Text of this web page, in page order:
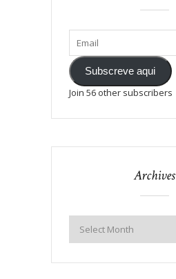
Subscreve aqui
Join 56 other subscribers
Archives